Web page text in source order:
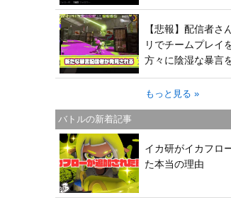
【悲報】配信者さ
リでチームプレイ
方々に陰湿な暴言
ってしまう
もっと見る »
バトルの新着記事
イカ研がイカフロ
た本当の理由